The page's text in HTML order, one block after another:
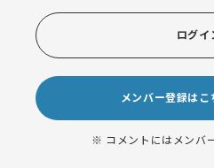
ログイ
メンバー登録はこ
※ コメントにはメンバ